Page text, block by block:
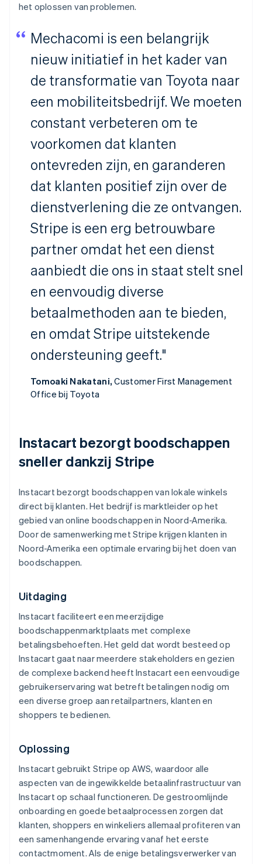
het oplossen van problemen.
Mechacomi is een belangrijk
nieuw initiatief in het kader van
de transformatie van Toyota naar
een mobiliteitsbedrijf. We moeten
constant verbeteren om te
voorkomen dat klanten
ontevreden zijn, en garanderen
dat klanten positief zijn over de
dienstverlening die ze ontvangen.
Stripe is een erg betrouwbare
partner omdat het een dienst
aanbiedt die ons in staat stelt snel
en eenvoudig diverse
betaalmethoden aan te bieden,
en omdat Stripe uitstekende
ondersteuning geeft."
Tomoaki Nakatani,Customer First Management
Office bij Toyota
Instacart bezorgt boodschappen
sneller dankzij Stripe
Instacart bezorgt boodschappen van lokale winkels
direct bij klanten. Het bedrijf is marktleider op het
gebied van online boodschappen in Noord-Amerika.
Door de samenwerking met Stripe krijgen klanten in
Noord-Amerika een optimale ervaring bij het doen van
boodschappen.
Uitdaging
Instacart faciliteert een meerzijdige
boodschappenmarktplaats met complexe
betalingsbehoeften. Het geld dat wordt besteed op
Instacart gaat naar meerdere stakeholders en gezien
de complexe backend heeft Instacart een eenvoudige
gebruikerservaring wat betreft betalingen nodig om
een diverse groep aan retailpartners, klanten en
shoppers te bedienen.
Oplossing
Instacart gebruikt Stripe op AWS, waardoor alle
aspecten van de ingewikkelde betaalinfrastructuur van
Instacart op schaal functioneren. De gestroomlijnde
onboarding en goede betaalprocessen zorgen dat
klanten, shoppers en winkeliers allemaal profiteren van
een samenhangende ervaring vanaf het eerste
contactmoment. Als de enige betalingsverwerker van